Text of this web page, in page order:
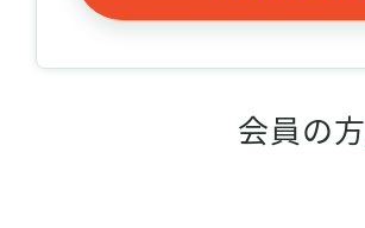
会員の方